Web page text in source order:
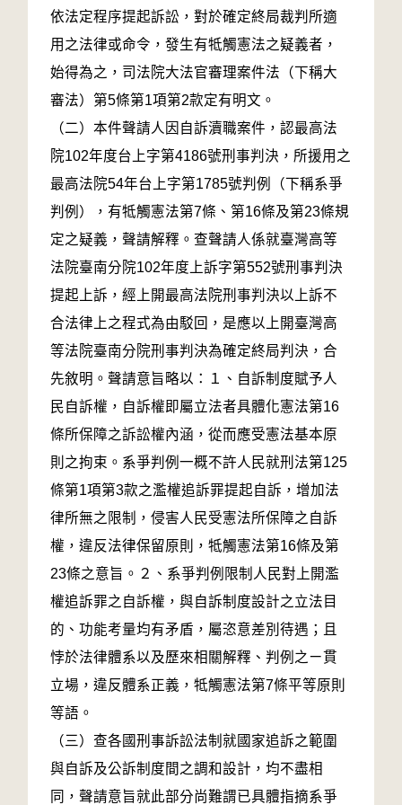
依法定程序提起訴訟，對於確定終局裁判所適
用之法律或命令，發生有牴觸憲法之疑義者，
始得為之，司法院大法官審理案件法（下稱大
審法）第5條第1項第2款定有明文。
（二）本件聲請人因自訴瀆職案件，認最高法
院102年度台上字第4186號刑事判決，所援用之
最高法院54年台上字第1785號判例（下稱系爭
判例），有牴觸憲法第7條、第16條及第23條規
定之疑義，聲請解釋。查聲請人係就臺灣高等
法院臺南分院102年度上訴字第552號刑事判決
提起上訴，經上開最高法院刑事判決以上訴不
合法律上之程式為由駁回，是應以上開臺灣高
等法院臺南分院刑事判決為確定終局判決，合
先敘明。聲請意旨略以：１、自訴制度賦予人
民自訴權，自訴權即屬立法者具體化憲法第16
條所保障之訴訟權內涵，從而應受憲法基本原
則之拘束。系爭判例一概不許人民就刑法第125
條第1項第3款之濫權追訴罪提起自訴，增加法
律所無之限制，侵害人民受憲法所保障之自訴
權，違反法律保留原則，牴觸憲法第16條及第
23條之意旨。２、系爭判例限制人民對上開濫
權追訴罪之自訴權，與自訴制度設計之立法目
的、功能考量均有矛盾，屬恣意差別待遇；且
悖於法律體系以及歷來相關解釋、判例之ㄧ貫
立場，違反體系正義，牴觸憲法第7條平等原則
等語。
（三）查各國刑事訴訟法制就國家追訴之範圍
與自訴及公訴制度間之調和設計，均不盡相
同，聲請意旨就此部分尚難謂已具體指摘系爭